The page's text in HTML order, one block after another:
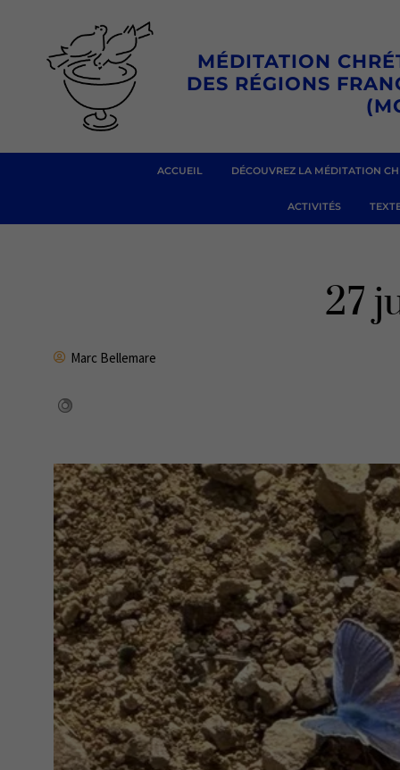
contenu
MÉDITATION
DES RÉGIONS
ACCUEIL DÉCOUVREZ LA MÉDITATION
ACTIVITÉS
27
Marc Bellemare